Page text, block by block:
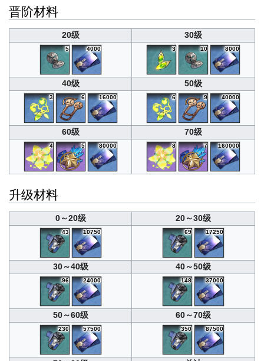
晋阶材料
20级 30级
5 4000 3 10 8000
40级 50级
3 6 16000 6 9 40000
60级 70级
4 5 80000 8 7 160000
升级材料
0～20级 20～30级
43 10750 69 17250
30～40级 40～50级
96 24000 148 37000
50～60级 60～70级
230 57500 350 87500